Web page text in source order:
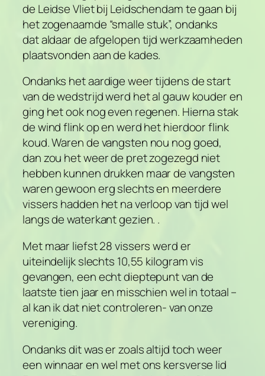
de Leidse Vliet bij Leidschendam te gaan bij
het zogenaamde “smalle stuk”, ondanks
dat aldaar de afgelopen tijd werkzaamheden
plaatsvonden aan de kades.
Ondanks het aardige weer tijdens de start
van de wedstrijd werd het al gauw kouder en
ging het ook nog even regenen. Hierna stak
de wind flink op en werd het hierdoor flink
koud. Waren de vangsten nou nog goed,
dan zou het weer de pret zogezegd niet
hebben kunnen drukken maar de vangsten
waren gewoon erg slechts en meerdere
vissers hadden het na verloop van tijd wel
langs de waterkant gezien. .
Met maar liefst 28 vissers werd er
uiteindelijk slechts 10,55 kilogram vis
gevangen, een echt dieptepunt van de
laatste tien jaar en misschien wel in totaal –
al kan ik dat niet controleren- van onze
vereniging.
Ondanks dit was er zoals altijd toch weer
een winnaar en wel met ons kersverse lid